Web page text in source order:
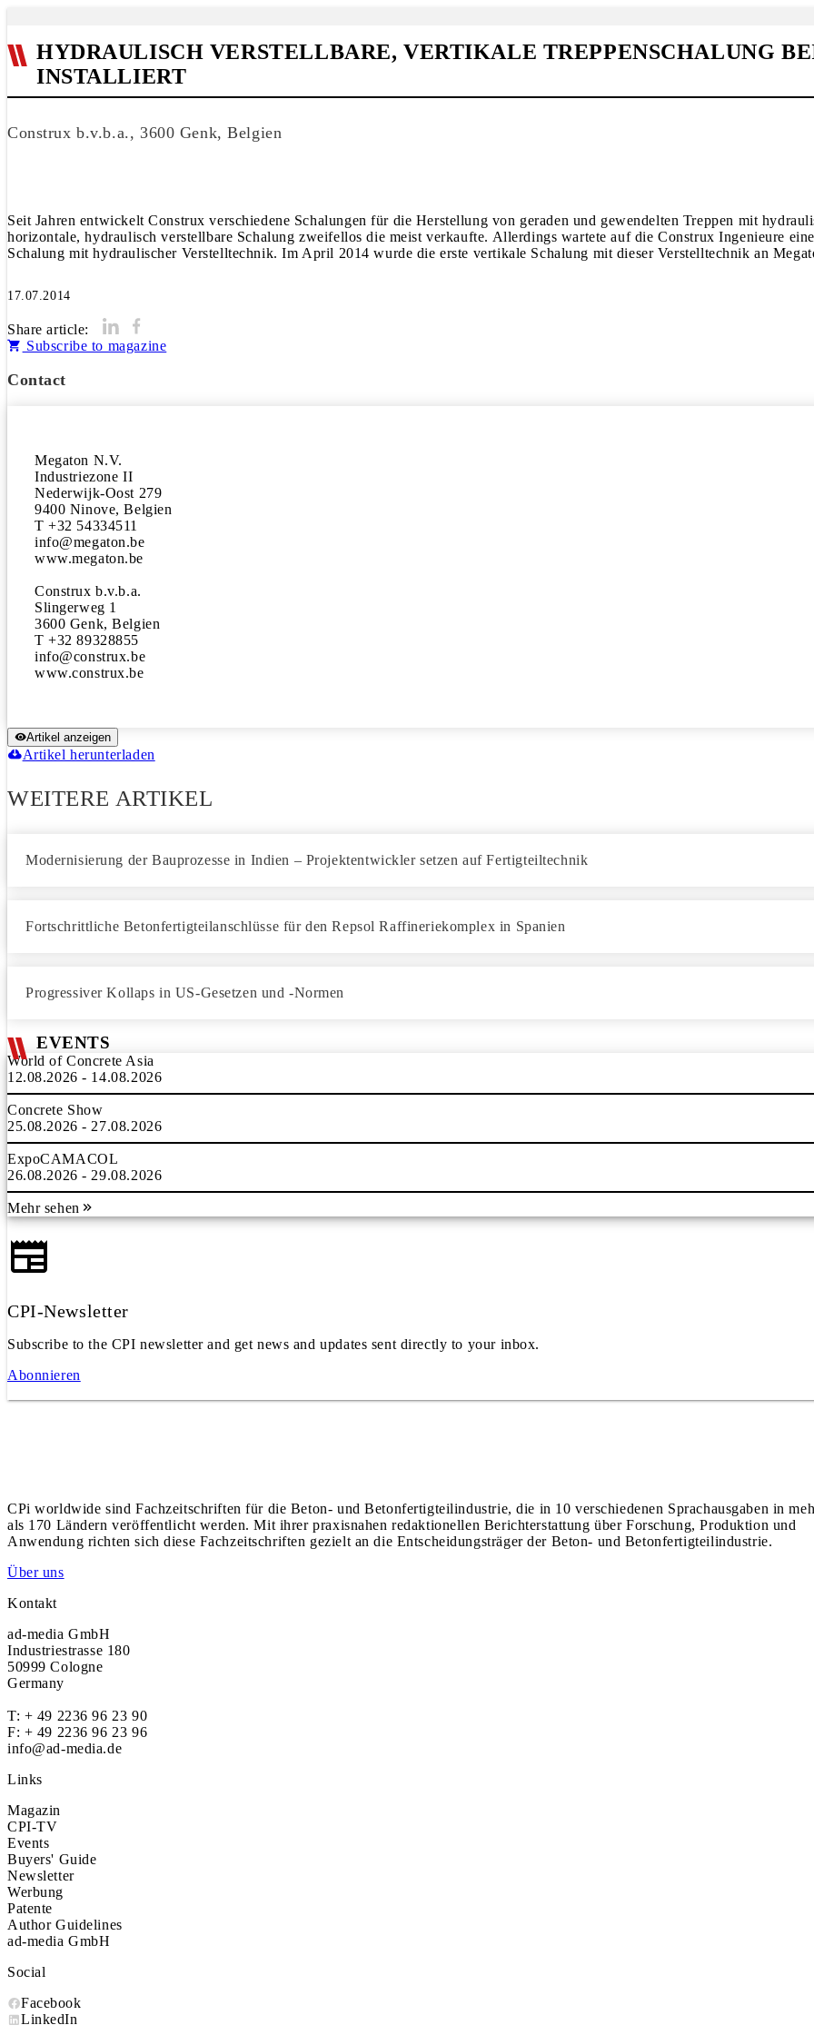
HYDRAULISCH VERSTELLBARE, VERTIKALE TREPPENSCHALUNG
INSTALLIERT
Construx b.v.b.a., 3600 Genk, Belgien
Seit Jahren entwickelt Construx verschiedene Schalungen für die Herstellung von geraden und gewendelten Treppen mit
horizontale, hydraulisch verstellbare Schalung zweifellos die meist verkaufte. Allerdings wartete auf die Construx Ingenieure
Schalung mit hydraulischer Verstelltechnik. Im April 2014 wurde die erste vertikale Schalung mit dieser Verstelltechnik an
17.07.2014
Share article:
Subscribe to magazine
Contact
Megaton N.V.
Industriezone II
Nederwijk-Oost 279
9400 Ninove, Belgien
T +32 54334511
info@megaton.be
www.megaton.be
Construx b.v.b.a.
Slingerweg 1
3600 Genk, Belgien
T +32 89328855
info@construx.be
Artikel anzeigen
Artikel herunterladen
WEITERE ARTIKEL
Modernisierung der Bauprozesse in Indien – Projektentwickler setzen auf Fertigteiltechnik
Fortschrittliche Betonfertigteilanschlüsse für den Repsol Raffineriekomplex in Spanien
Progressiver Kollaps in US-Gesetzen und -Normen
EVENTS
World of Concrete Asia
12.08.2026 - 14.08.2026
Concrete Show
25.08.2026 - 27.08.2026
ExpoCAMACOL
26.08.2026 - 29.08.2026
Mehr sehen
CPI-Newsletter
Subscribe to the CPI newsletter and get news and updates sent directly to your inbox.
Abonnieren
CPi worldwide sind Fachzeitschriften für die Beton- und Betonfertigteilindustrie, die in 10 verschiedenen Sprachausgaben in
als 170 Ländern veröffentlicht werden. Mit ihrer praxisnahen redaktionellen Berichterstattung über Forschung, Produktion und
Anwendung richten sich diese Fachzeitschriften gezielt an die Entscheidungsträger der Beton- und Betonfertigteilindustrie.
Über uns
Kontakt
ad-media GmbH
Industriestrasse 180
50999 Cologne
Germany
T: + 49 2236 96 23 90
F: + 49 2236 96 23 96
info@ad-media.de
Links
Magazin
CPI-TV
Events
Buyers' Guide
Newsletter
Werbung
Patente
Author Guidelines
ad-media GmbH
Social
Facebook
LinkedIn